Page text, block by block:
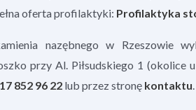
oferta profilaktyki: Profilaktyka
nazębnego w Rzeszowie
przy Al. Piłsudskiego 1 (okolice
17 852 96 22 lub przez stronę kontaktu